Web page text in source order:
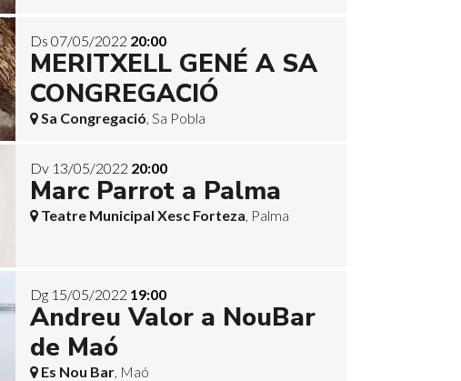
Ds 07/05/2022 20:00
MERITXELL GENÉ A SA
CONGREGACIÓ
Sa Congregació , Sa Pobla
Dv 13/05/2022 20:00
Marc Parrot a Palma
Teatre Municipal Xesc Forteza , Palma
Dg 15/05/2022 19:00
Andreu Valor a NouBar
de Maó
Es Nou Bar , Maó